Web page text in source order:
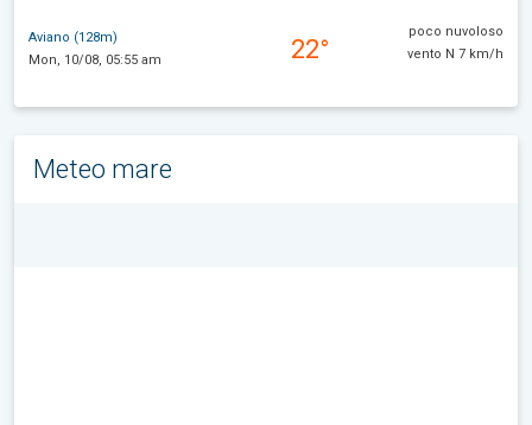
Aviano (128m)
Mon, 10/08, 05:55 am
22°
poco nuvoloso
vento N 7 km/h
Meteo mare